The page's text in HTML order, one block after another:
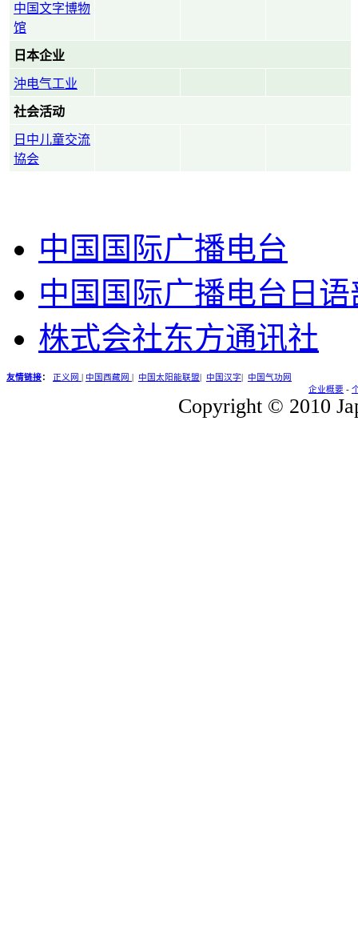
中国文字博物
馆
日本企业
沖电气工业
社会活动
日中儿童交流
協会
中国国际广播电台
中国国际广播电台日语
株式会社东方通讯社
友情链接： 正义网 中国西藏网 中国太阳能联盟 中国汉字
中国气功网
企业概要 -
Copyright © 2010